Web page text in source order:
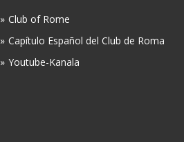
Club of Rome
Capítulo Español del Club de Roma
Youtube-Kanala